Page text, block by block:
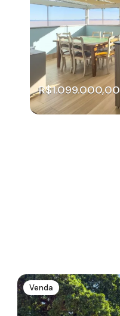
R$1.099.000,00
Venda